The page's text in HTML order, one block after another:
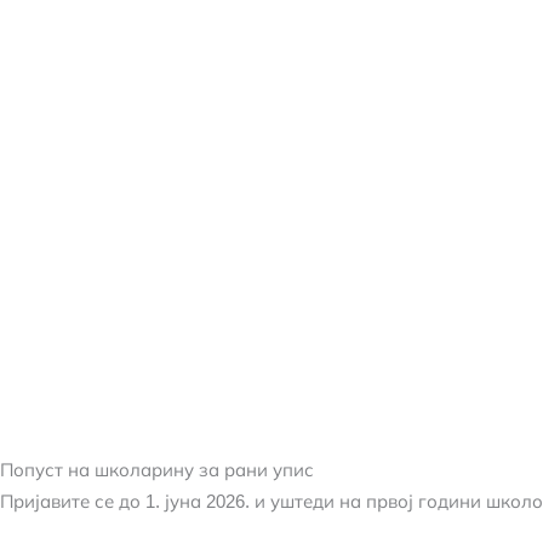
Попуст на школарину за рани упис
Пријавите се до 1. јуна 2026. и уштеди на првој години